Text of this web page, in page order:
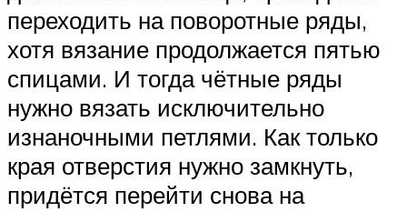
переходить на поворотные ряды,
хотя вязание продолжается пятью
спицами. И тогда чётные ряды
нужно вязать исключительно
изнаночными петлями. Как только
края отверстия нужно замкнуть,
придётся перейти снова на